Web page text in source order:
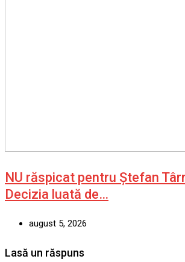
NU răspicat pentru Ștefan
Decizia luată de…
august 5, 2026
Lasă un răspuns